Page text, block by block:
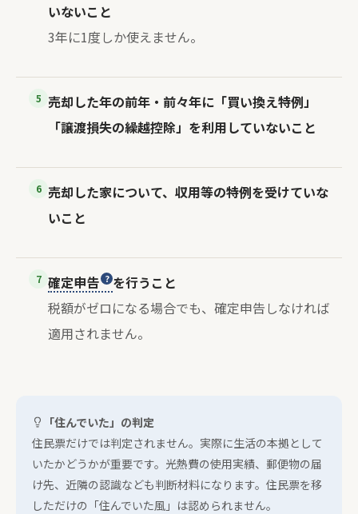
いないこと
3年に1度しか使えません。
5 売却した年の前年・前々年に「買い換え特例」
「譲渡損失の繰越控除」を利用していないこと
6 売却した家について、収用等の特例を受けていな
いこと
7 確定申告
を行うこと
税額がゼロになる場合でも、確定申告しなければ
適用されません。
「住んでいた」の判定
住民票だけでは判定されません。実際に生活の本拠として
いたかどうかが重要です。光熱費の使用実績、郵便物の届
け先、近隣の認識なども判断材料になります。住民票を移
しただけの「住んでいた風」は認められません。